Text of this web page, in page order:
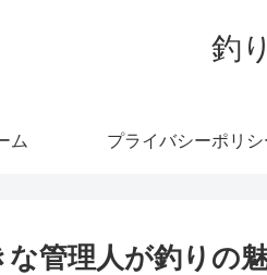
釣
ム プライバシーポリシ
管理人が釣りの